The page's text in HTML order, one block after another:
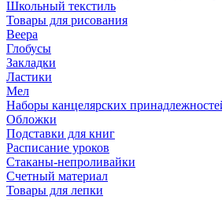
Школьный текстиль
Товары для рисования
Веера
Глобусы
Закладки
Ластики
Мел
Наборы канцелярских
Обложки
Подставки для книг
Расписание уроков
Стаканы-непроливайки
Счетный материал
Товары для лепки